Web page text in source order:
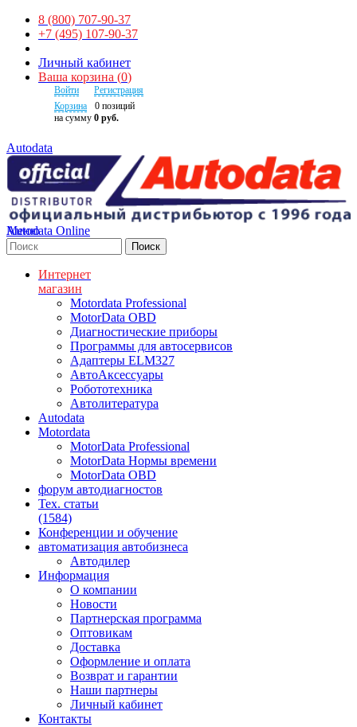
8 (800) 707-90-37
+7 (495) 107-90-37
Личный кабинет
Ваша корзина (0)
Войти
Регистрация
Корзина
0 позиций
на сумму 0 руб.
Autodata
Autodata Online
Меню
Поиск
Интернет
магазин
Motordata Professional
MotorData OBD
Диагностические приборы
Программы для автосервисов
Адаптеры ELM327
АвтоАксессуары
Робототехника
Автолитература
Autodata
Motordata
MotorData Professional
MotorData Нормы времени
MotorData OBD
форум автодиагностов
Тех. статьи
(1584)
Конференции и обучение
автоматизация автобизнеса
Автодилер
Информация
О компании
Новости
Партнерская программа
Оптовикам
Доставка
Оформление и оплата
Возврат и гарантии
Наши партнеры
Личный кабинет
Контакты